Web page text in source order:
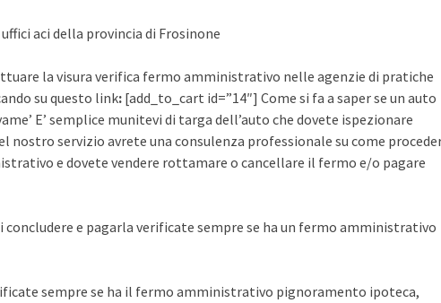
aci della provincia di Frosinone
la visura verifica fermo amministrativo nelle agenzie di pratiche
su questo link: [add_to_cart id=”14″] Come si fa a saper se un auto
E’ semplice munitevi di targa dell’auto che dovete ispezionare
nostro servizio avrete una consulenza professionale su come
e dovete vendere rottamare o cancellare il fermo e/o pagare
concludere e pagarla verificate sempre se ha un fermo amministrativo
sempre se ha il fermo amministrativo pignoramento ipoteca,